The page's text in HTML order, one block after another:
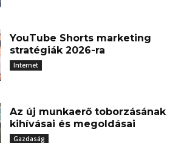
YouTube Shorts marketing
stratégiák 2026-ra
Internet
Az új munkaerő toborzásának
kihívásai és megoldásai
Gazdaság